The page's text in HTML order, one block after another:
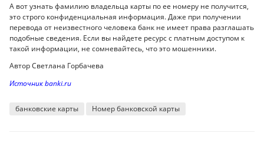
А вот узнать фамилию владельца карты по ее номеру не получится,
это строго конфиденциальная информация. Даже при получении
перевода от неизвестного человека банк не имеет права разглашать
подобные сведения. Если вы найдете ресурс с платным доступом к
такой информации, не сомневайтесь, что это мошенники.
Автор Светлана Горбачева
Источник banki.ru
банковские карты Номер банковской карты